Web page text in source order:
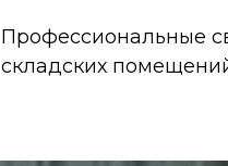
Профессиональные
складских